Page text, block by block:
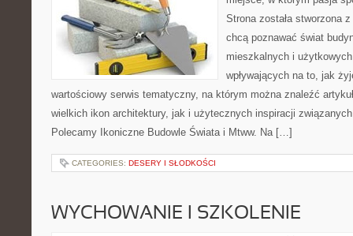
Strona została stworzona
chcą poznawać świat
mieszkalnych i
wpływających na to, jak
wartościowy serwis tematyczny, na którym można znaleźć
wielkich ikon architektury, jak i użytecznych inspiracji
Polecamy Ikoniczne Budowle Świata i Mtww. Na […]
CATEGORIES: DESERY I SŁODKOŚCI
WYCHOWANIE I SZKOLENIE